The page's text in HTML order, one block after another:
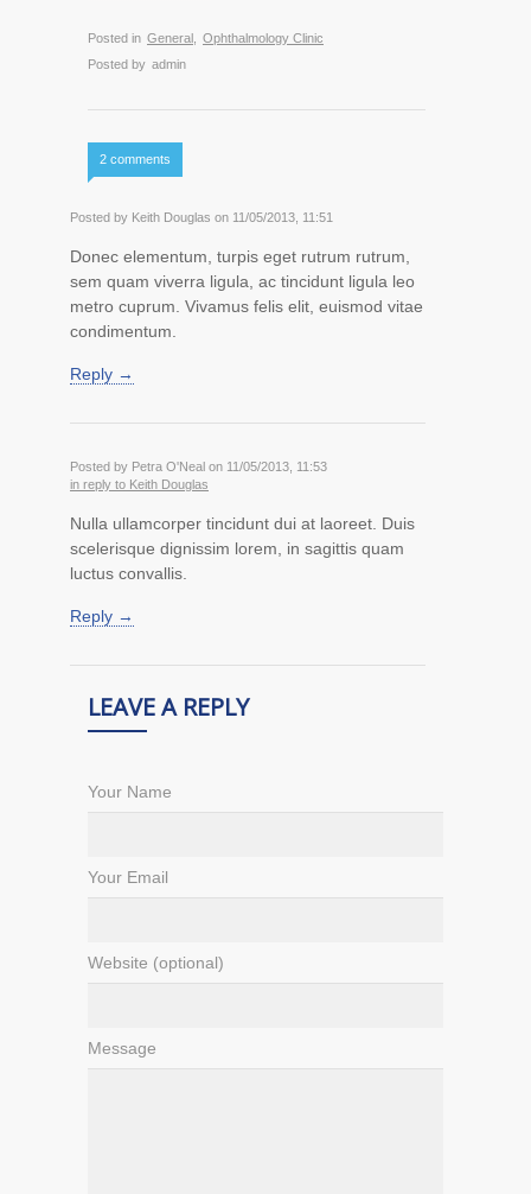
Posted in General
Ophthalmology Clinic
Posted by admin
2 comments
Posted by Keith Douglas on 11/05/2013, 11:51
Donec elementum, turpis eget rutrum rutrum,
sem quam viverra ligula, ac tincidunt ligula leo
metro cuprum. Vivamus felis elit, euismod vitae
condimentum.
Reply →
Posted by Petra O'Neal on 11/05/2013, 11:53
in reply to Keith Douglas
Nulla ullamcorper tincidunt dui at laoreet. Duis
scelerisque dignissim lorem, in sagittis quam
luctus convallis.
Reply →
LEAVE A REPLY
Your Name
Your Email
Website (optional)
Message